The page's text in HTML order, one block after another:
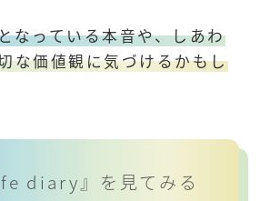
なっている本音や、しあわ
な価値観に気づけるかもし
diary』を見てみる